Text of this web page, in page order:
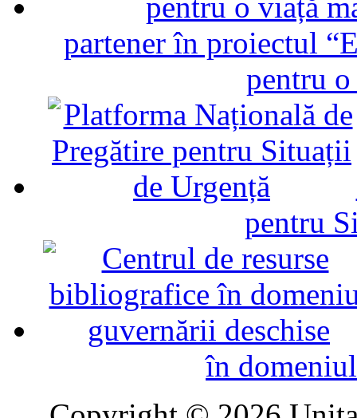
partener în proiectul
pentru
pentru
în